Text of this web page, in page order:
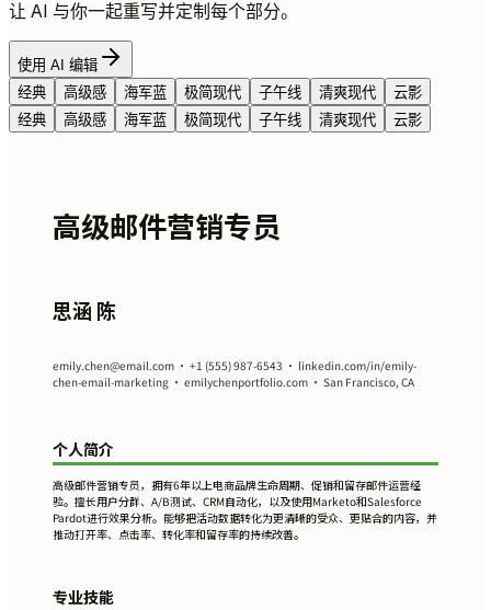
让 AI 与你一起重写并定制每个部分。
使用 AI 编辑
经典
高级感 海军蓝 极简现代 子午线 清爽现代
云影
经典
高级感 海军蓝 极简现代 子午线 清爽现代 云影
高级邮件营销专员
思涵 陈
emily.chen@email.com • +1 (555) 987-6543 • linkedin.com/in/emily-
chen-email-marketing • emilychenportfolio.com • San Francisco, CA
个人简介
高级邮件营销专员，拥有6年以上电商品牌生命周期、促销和留存邮件运营经
验。擅长用户分群、A/B测试、CRM自动化，以及使用Marketo和Salesforce
Pardot进行效果分析。能够把活动数据转化为更清晰的受众、更贴合的内容，并
推动打开率、点击率、转化率和留存率的持续改善。
专业技能